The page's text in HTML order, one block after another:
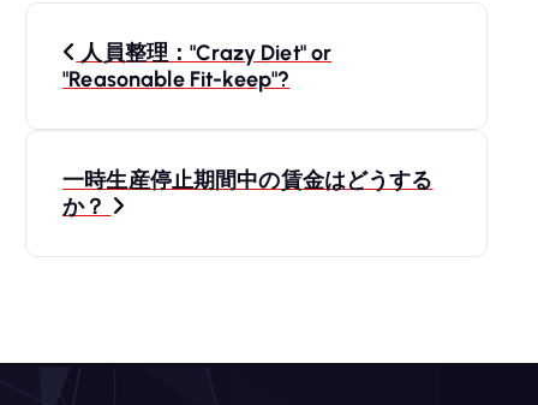
投
稿
ビ
シ
人員整理："Crazy Diet" or
"Reasonable Fit-keep"?
一時生産停止期間中の賃金はどうする
か？